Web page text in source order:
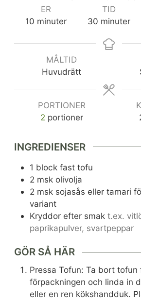
ER
10 minuter
TID
30 minuter
MÅLTID
Huvudrätt
PORTIONER
2 portioner
INGREDIENSER
1 block fast tofu
2 msk olivolja
2 msk sojasås eller tamari
variant
Kryddor efter smak t.ex.
paprikapulver, svartpeppar
GÖR SÅ HÄR
Pressa Tofun: Ta bort tofun
förpackningen och linda in
eller en ren kökshandduk.